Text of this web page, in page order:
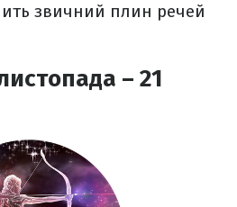
звичний плин речей
– 21